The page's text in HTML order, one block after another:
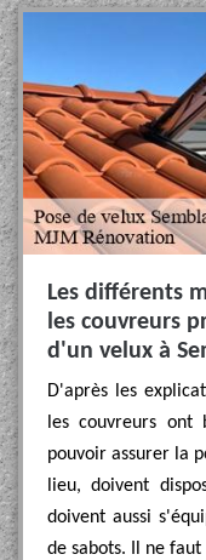
Les différents
les couvreurs
d'un velux à
D'après les
les couvreurs ont
pouvoir assurer la
lieu, doivent
doivent aussi
de sabots. Il ne